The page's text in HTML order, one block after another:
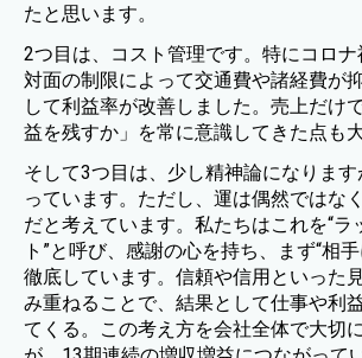
たと思います。
2つ目は、コスト管理です。特にコロ
対面の制限によって交通費や諸経費が
して利益率が改善しました。売上だけ
益を残すか」を常に意識してきた点も
そして3つ目は、少し精神論になりま
っています。ただし、運は偶然ではな
だと考えています。私たちはこれを“ラ
ト”と呼び、感謝の心を持ち、まず“相
徹底しています。信頼や信用といった
み重ねることで、結果として仕事や利
てくる。この考え方を会社全体で大切